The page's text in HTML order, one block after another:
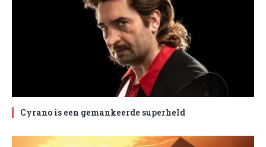
Cyrano is een gemankeerde superheld